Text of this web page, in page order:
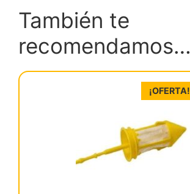
También te
recomendamos…
¡OFERTA!